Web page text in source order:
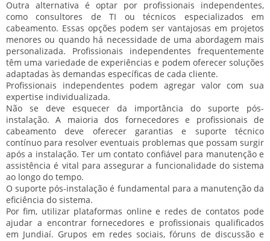
Outra alternativa é optar por profissionais independentes,
como consultores de TI ou técnicos especializados em
cabeamento. Essas opções podem ser vantajosas em projetos
menores ou quando há necessidade de uma abordagem mais
personalizada. Profissionais independentes frequentemente
têm uma variedade de experiências e podem oferecer soluções
adaptadas às demandas específicas de cada cliente.
Profissionais independentes podem agregar valor com sua
expertise individualizada.
Não se deve esquecer da importância do suporte pós-
instalação. A maioria dos fornecedores e profissionais de
cabeamento deve oferecer garantias e suporte técnico
contínuo para resolver eventuais problemas que possam surgir
após a instalação. Ter um contato confiável para manutenção e
assistência é vital para assegurar a funcionalidade do sistema
ao longo do tempo.
O suporte pós-instalação é fundamental para a manutenção da
eficiência do sistema.
Por fim, utilizar plataformas online e redes de contatos pode
ajudar a encontrar fornecedores e profissionais qualificados
em Jundiaí. Grupos em redes sociais, fóruns de discussão e